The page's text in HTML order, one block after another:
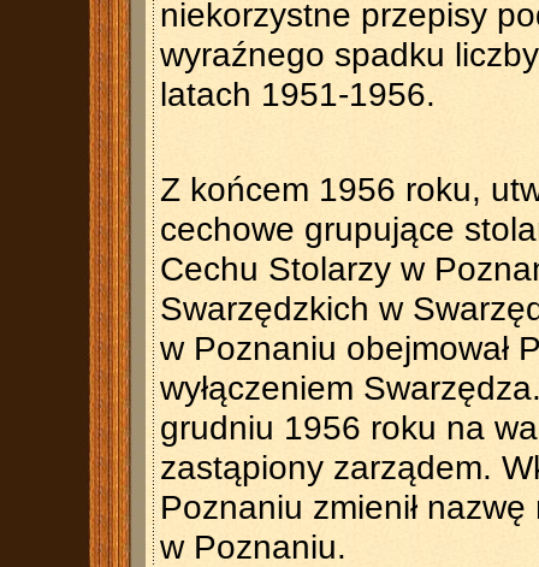
niekorzystne przepisy
wyraźnego spadku
latach 1951-1956.
Z końcem 1956 roku,
cechowe grupujące
Cechu Stolarzy w
Swarzędzkich w
w Poznaniu obejmował
wyłączeniem
grudniu 1956 roku na
zastąpiony zarządem.
Poznaniu zmienił
w Poznaniu.